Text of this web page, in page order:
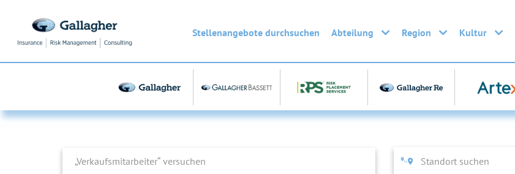
Stellenangebote durchsuchen Abteilung Region Kultur
Job Search Page